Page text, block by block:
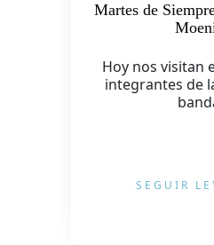
Martes de
Hoy nos visitan
integrantes de
SEGUIR